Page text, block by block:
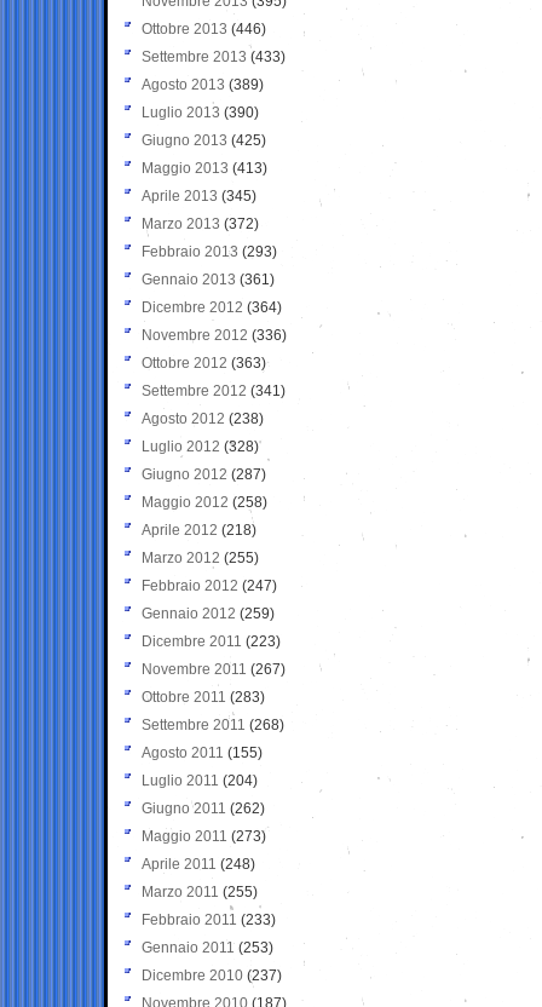
Ottobre 2013 (446)
Settembre 2013 (433)
Agosto 2013 (389)
Luglio 2013 (390)
Giugno 2013 (425)
Maggio 2013 (413)
Aprile 2013 (345)
Marzo 2013 (372)
Febbraio 2013 (293)
Gennaio 2013 (361)
Dicembre 2012 (364)
Novembre 2012 (336)
Ottobre 2012 (363)
Settembre 2012 (341)
Agosto 2012 (238)
Luglio 2012 (328)
Giugno 2012 (287)
Maggio 2012 (258)
Aprile 2012 (218)
Marzo 2012 (255)
Febbraio 2012 (247)
Gennaio 2012 (259)
Dicembre 2011 (223)
Novembre 2011 (267)
Ottobre 2011 (283)
Settembre 2011 (268)
Agosto 2011 (155)
Luglio 2011 (204)
Giugno 2011 (262)
Maggio 2011 (273)
Aprile 2011 (248)
Marzo 2011 (255)
Febbraio 2011 (233)
Gennaio 2011 (253)
Dicembre 2010 (237)
Novembre 2010 (187)